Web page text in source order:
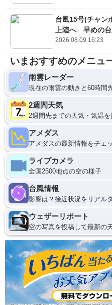
台風15号(チャン
上陸へ 早めの
2026.08.09 16:23
いまおすすめのメニュ
雨雲レーダー
現在の雨雲の動きと60時間
2週間天気
2週間先までの天気・気温を
アメダス
アメダスの最新情報をチェ
ライブカメラ
全国2500地点の空の様子
台風情報
影響は？接近状況をリアル
ウェザーリポート
空の写真を投稿して最新の